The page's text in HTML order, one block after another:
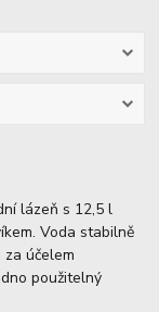
lázeň s 12,5 l
Voda stabilně
účelem
použitelný